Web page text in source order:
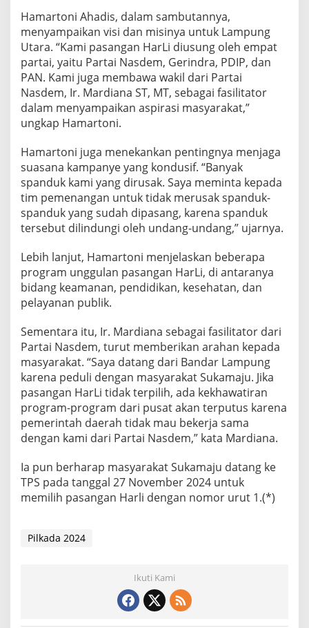
k
u
n
g
a
n
P
e
d
a
r
W
a
a
Hamartoni Ahadis, dalam sambutannya,
menyampaikan visi dan misinya untuk Lampung
Utara. “Kami pasangan HarLi diusung oleh empat
partai, yaitu Partai Nasdem, Gerindra, PDIP, dan
PAN. Kami juga membawa wakil dari Partai
Nasdem, Ir. Mardiana ST, MT, sebagai fasilitator
dalam menyampaikan aspirasi masyarakat,”
ungkap Hamartoni.
Hamartoni juga menekankan pentingnya menjaga
suasana kampanye yang kondusif. “Banyak
spanduk kami yang dirusak. Saya meminta kepada
tim pemenangan untuk tidak merusak spanduk-
spanduk yang sudah dipasang, karena spanduk
tersebut dilindungi oleh undang-undang,” ujarnya.
Lebih lanjut, Hamartoni menjelaskan beberapa
program unggulan pasangan HarLi, di antaranya
bidang keamanan, pendidikan, kesehatan, dan
pelayanan publik.
Sementara itu, Ir. Mardiana sebagai fasilitator dari
Partai Nasdem, turut memberikan arahan kepada
masyarakat. “Saya datang dari Bandar Lampung
karena peduli dengan masyarakat Sukamaju. Jika
pasangan HarLi tidak terpilih, ada kekhawatiran
program-program dari pusat akan terputus karena
pemerintah daerah tidak mau bekerja sama
dengan kami dari Partai Nasdem,” kata Mardiana.
Ia pun berharap masyarakat Sukamaju datang ke
TPS pada tanggal 27 November 2024 untuk
memilih pasangan Harli dengan nomor urut 1.(*)
Pilkada 2024
Ikuti Kami